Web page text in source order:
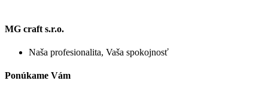
MG craft s.r.o.
Naša profesionalita, Vaša spokojnosť
Ponúkame Vám